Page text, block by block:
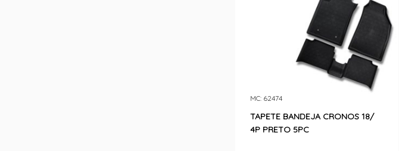
TAPETE BANDEJA CRONOS 18/
4P PRETO 5PC
MC: 62474